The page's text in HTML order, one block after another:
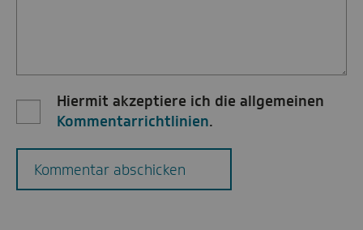
Hiermit akzeptiere ich die allgemeinen
Kommentarrichtlinien.
Kommentar abschicken